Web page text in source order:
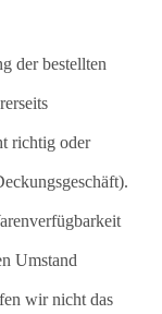
der bestellten
richtig oder
Umstand
wir nicht das